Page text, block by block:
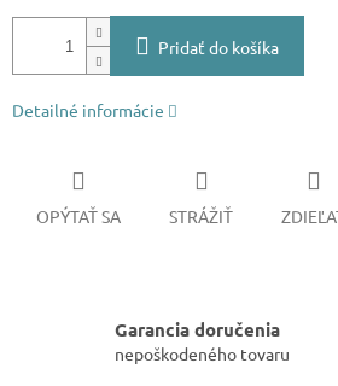
Pridať do košíka
Detailné informácie
OPÝTAŤ SA STRÁŽIŤ
Garancia doručenia
nepoškodeného tovaru